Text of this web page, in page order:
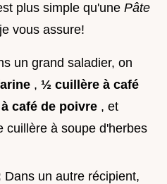
plus simple qu'une Pâte
vous assure!
un grand saladier, on
, ½ cuillère à café
café de poivre , et
cuillère à soupe d'herbes
Dans un autre récipient,